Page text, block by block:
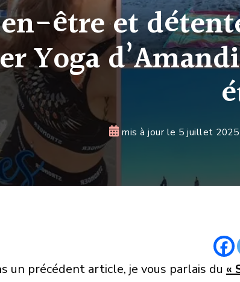
être et
Yoga
mis à jour le 5 juillet 2025
un précédent article, je vous parlais du «